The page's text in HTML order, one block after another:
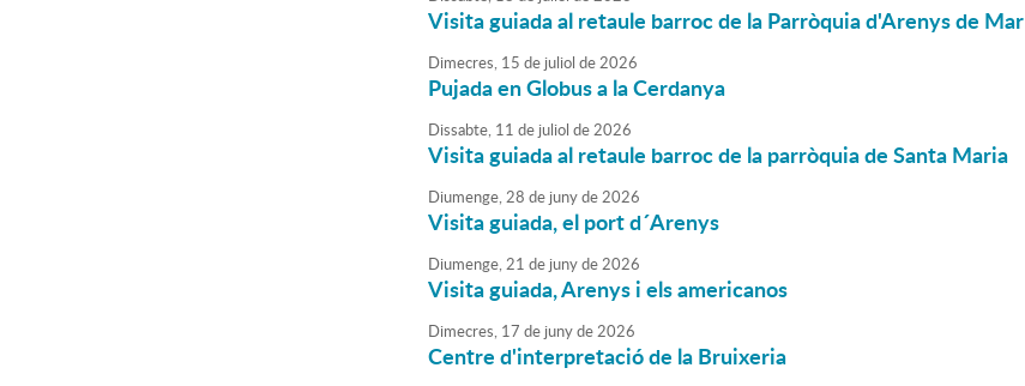
Visita guiada al retaule barroc de la Parròquia d'Arenys de Mar
Dimecres, 15 de juliol de2026
Pujada en Globus a la Cerdanya
Dissabte, 11 de juliol de2026
Visita guiada al retaule barroc de la parròquia de Santa Maria
Diumenge,28 de junyde2026
Visita guiada, el port d´Arenys
Diumenge,21 de junyde2026
Visita guiada, Arenys i els americanos
Dimecres, 17 de junyde2026
Centre d'interpretació de la Bruixeria